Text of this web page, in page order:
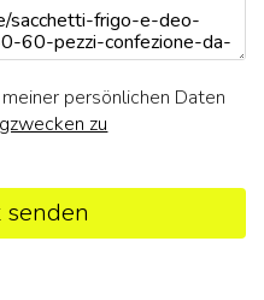
persönlichen Daten
zu
senden